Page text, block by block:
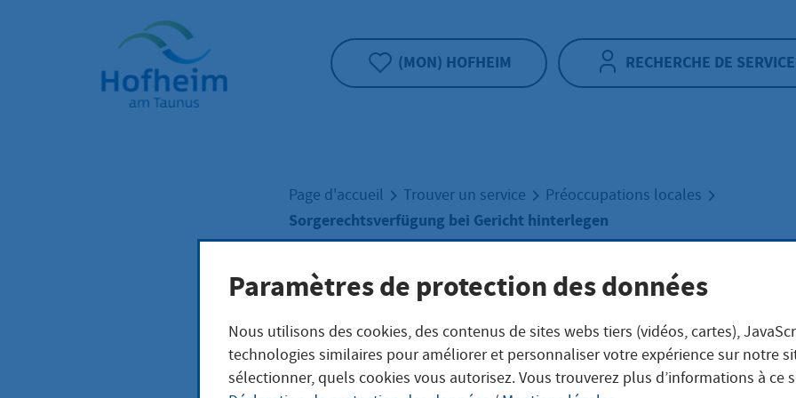
Accueil"
(MON) HOFHEIM RECHERCHE DE
Page d'accueil Trouver un service Préoccupations locales
Sorgerechtsverfügung bei Gericht hinterlegen
Gericht hinterlegen
Paramètres de protection des données
Nous utilisons des cookies, des contenus de sites webs tiers (vidéos, cartes),
technologies similaires pour améliorer et personnaliser votre expérience sur notre
sélectionner, quels cookies vous autorisez. Vous trouverez plus d’informations à ce